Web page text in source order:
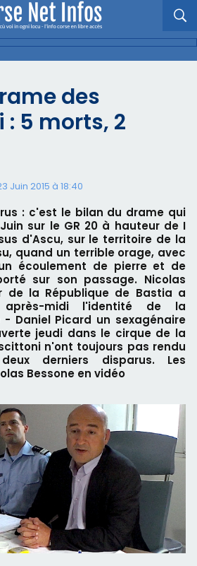
des
5 morts, 2
Juin 2015 à 18:40
: c'est le bilan du drame qui
sur le GR 20 à hauteur de I
d'Ascu, sur le territoire de la
quand un terrible orage, avec
écoulement de pierre et de
sur son passage. Nicolas
de la République de Bastia a
après-midi l'identité de la
Daniel Picard un sexagénaire
jeudi dans le cirque de la
n'ont toujours pas rendu
derniers disparus. Les
Bessone en vidéo